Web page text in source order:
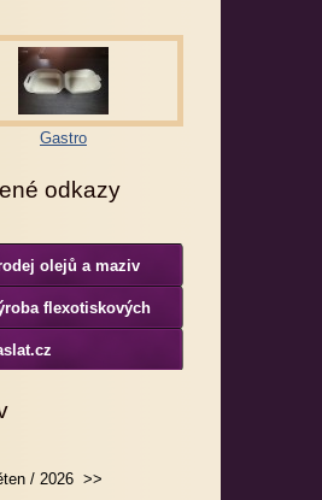
Gastro
odkazy
olejů a maziv
flexotiskových
/ 2026 >>